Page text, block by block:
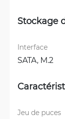
Stockage
Interface
SATA, M.2
Jeu de puces